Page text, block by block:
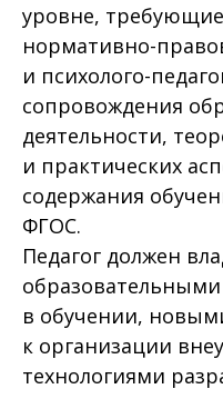
уровне,
нормативно-
и психолого-
сопровождения
деятельности,
и практических
содержания
ФГОС.
Педагог должен
в обучении,
к организации
технологиями